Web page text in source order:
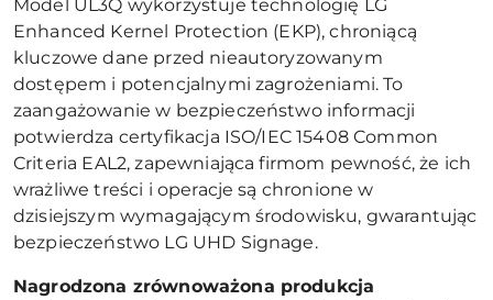
Model UL3Q wykorzystuje technologię LG
Enhanced Kernel Protection (EKP), chroniącą
kluczowe dane przed nieautoryzowanym
dostępem i potencjalnymi zagrożeniami. To
zaangażowanie w bezpieczeństwo informacji
potwierdza certyfikacja ISO/IEC 15408 Common
Criteria EAL2, zapewniająca firmom pewność, że ich
wrażliwe treści i operacje są chronione w
dzisiejszym wymagającym środowisku, gwarantując
bezpieczeństwo LG UHD Signage.
Nagrodzona zrównoważona produkcja